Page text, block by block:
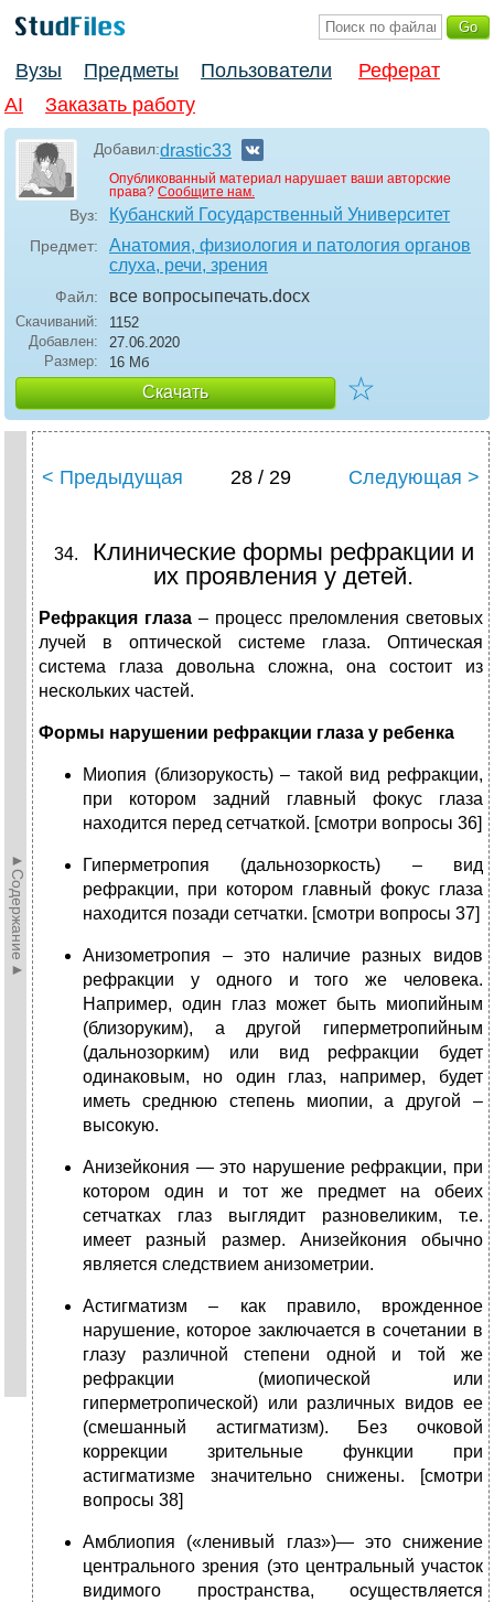
Вузы Предметы Пользователи
Реферат
AI
Заказать работу
Добавил:drastic33
Опубликованный материал нарушает ваши авторские
права? Сообщите нам.
Вуз: Кубанский Государственный Университет
Предмет:
Анатомия, физиология и патология органов
слуха, речи, зрения
Файл: все вопросыпечать.docx
Скачиваний:
1152
Добавлен:
27.06.2020
Размер:
16 Мб
Скачать ☆
►Содержание►
< Предыдущая 28 / 29 Следующая >
Клинические формы рефракции и
их проявления у детей.
Рефракция глаза – процесс преломления световых
лучей в оптической системе глаза. Оптическая
система глаза довольна сложна, она состоит из
нескольких частей.
Формы нарушении рефракции глаза у ребенка
Миопия (близорукость) – такой вид рефракции,
при котором задний главный фокус глаза
находится перед сетчаткой. [смотри вопросы 36]
Гиперметропия (дальнозоркость) – вид
рефракции, при котором главный фокус глаза
находится позади сетчатки. [смотри вопросы 37]
Анизометропия – это наличие разных видов
рефракции у одного и того же человека.
Например, один глаз может быть миопийным
(близоруким), а другой гиперметропийным
(дальнозорким) или вид рефракции будет
одинаковым, но один глаз, например, будет
иметь среднюю степень миопии, а другой –
высокую.
Анизейкония — это нарушение рефракции, при
котором один и тот же предмет на обеих
сетчатках глаз выглядит разновеликим, т.е.
имеет разный размер. Анизейкония обычно
является следствием анизометрии.
Астигматизм – как правило, врожденное
нарушение, которое заключается в сочетании в
глазу различной степени одной и той же
рефракции (миопической или
гиперметропической) или различных видов ее
(смешанный астигматизм). Без очковой
коррекции зрительные функции при
астигматизме значительно снижены. [смотри
вопросы 38]
Амблиопия («ленивый глаз»)— это снижение
центрального зрения (это центральный участок
видимого пространства, осуществляется